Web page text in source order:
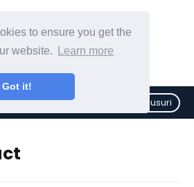
to ensure you get the
website.
Learn more
Got it!
Telusuri